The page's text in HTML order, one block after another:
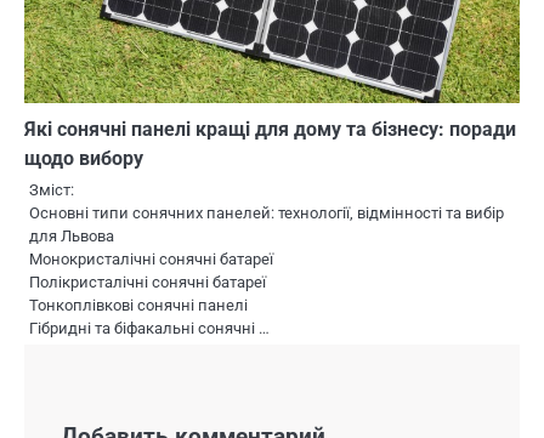
Які сонячні панелі кращі для дому та бізнесу: поради
щодо вибору
Зміст:
Основні типи сонячних панелей: технології, відмінності та вибір
для Львова
Монокристалічні сонячні батареї
Полікристалічні сонячні батареї
Тонкоплівкові сонячні панелі
Гібридні та біфакальні сонячні …